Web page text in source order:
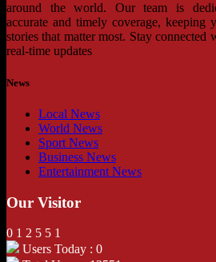
around the world. Our team is
accurate and timely coverage, keeping
stories that matter most. Stay
real-time updates
News
Local News
World News
Sport News
Business News
Entertainment News
Our Visitor
0 1 2 5 5 1
Users Today : 0